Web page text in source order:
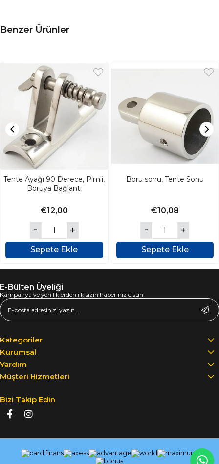
Benzer Ürünler
Tente Ayağı 90 Derece, Pimli,
Boruya Bağlantı
€12,00
Sepete Ekle
Boru sonu, Tente Sonu
€10,08
Sepete Ekle
E-Bülten Üyeliği
Kampanya ve yeniliklerden ilk sizin haberiniz olsun
Kategoriler
Kurumsal
Yardım
Müşteri Hizmetleri
Bizi Takip Edin